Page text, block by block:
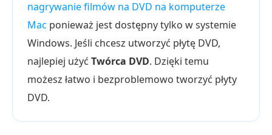
nagrywanie filmów na DVD na komputerze
Mac ponieważ jest dostępny tylko w systemie
Windows. Jeśli chcesz utworzyć płytę DVD,
najlepiej użyć Twórca DVD. Dzięki temu
możesz łatwo i bezproblemowo tworzyć płyty
DVD.